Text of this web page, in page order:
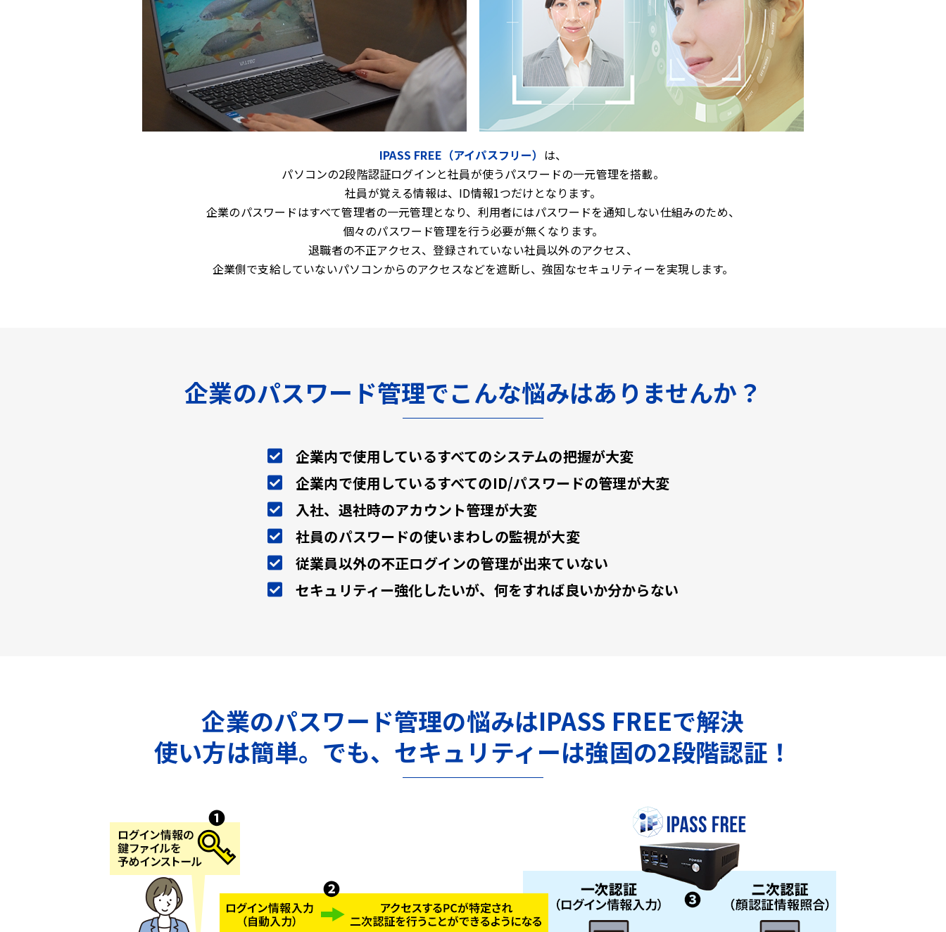
IPASS FREE（アイパスフリー） は、
パソコンの2段階認証ログインと社員が使うパスワードの一元管理を搭載。
社員が覚える情報は、ID情報1つだけとなります。
企業のパスワードはすべて管理者の一元管理となり、利用者にはパスワードを通知しない仕組みのため、
個々のパスワード管理を行う必要が無くなります。
退職者の不正アクセス、登録されていない社員以外のアクセス、
企業側で支給していないパソコンからのアクセスなどを遮断し、強固なセキュリティーを実現します。
企業のパスワード管理でこんな悩みはありませんか？
企業内で使用しているすべてのシステムの把握が大変
企業内で使用しているすべてのID/パスワードの管理が大変
入社、退社時のアカウント管理が大変
社員のパスワードの使いまわしの監視が大変
従業員以外の不正ログインの管理が出来ていない
セキュリティー強化したいが、何をすれば良いか分からない
企業のパスワード管理の悩みはIPASS FREEで解決
使い方は簡単。でも、セキュリティーは強固の2段階認証！